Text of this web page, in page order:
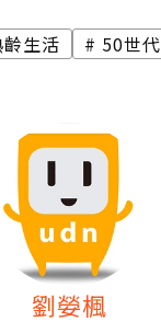
生活 50世代
劉嫈楓